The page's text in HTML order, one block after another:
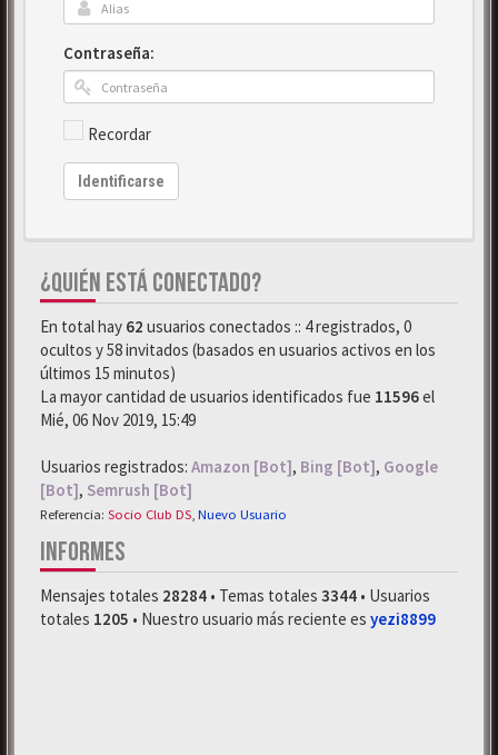
Contraseña:
Recordar
Identificarse
¿QUIÉN ESTÁ CONECTADO?
En total hay 62 usuarios conectados :: 4 registrados, 0
ocultos y 58 invitados (basados en usuarios activos en los
últimos 15 minutos)
La mayor cantidad de usuarios identificados fue 11596el
Mié, 06 Nov 2019, 15:49
Usuarios registrados: Amazon [Bot], Bing [Bot], Google
[Bot], Semrush [Bot]
Referencia: Socio Club DS Nuevo Usuario
INFORMES
Mensajes totales 28284 • Temas totales 3344 • Usuarios
totales 1205 • Nuestro usuario más reciente es yezi8899